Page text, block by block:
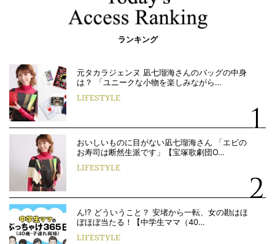
ランキング
元タカラジェンヌ 凪七瑠海さんのバッグの中身
は？ 「ユニークな小物を楽しみながら…
LIFESTYLE
おいしいものに目がない凪七瑠海さん 「エビの
お寿司は断然生派です」【宝塚歌劇団O…
LIFESTYLE
ん!? どういうこと？ 安堵から一転、女の勘はほ
ぼほぼ当たる！【中学生ママ（40…
LIFESTYLE